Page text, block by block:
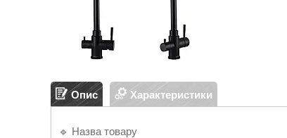
Опис Характеристики
🔹 Назва товару